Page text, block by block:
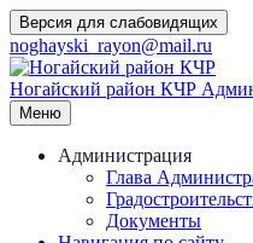
Перейти
к
содержимому
Версия для слабовидящих
noghayski_rayon@mail.ru
Ногайский район КЧР
Меню
Администрация
Глава
Документы